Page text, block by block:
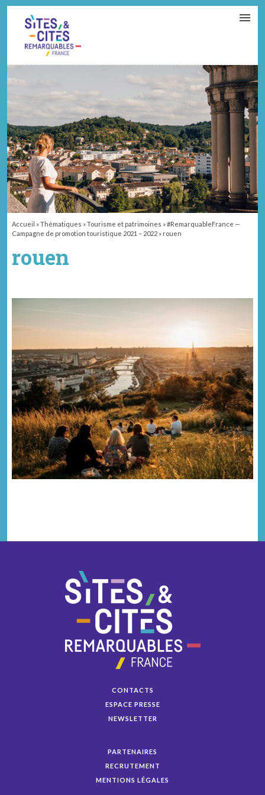
Accueil »Thématiques »Tourisme et patrimoines »#RemarquableFrance —
Campagne de promotion touristique 2021 – 2022 » rouen
rouen
CONTACTS
ESPACE PRESSE
NEWSLETTER
PARTENAIRES
RECRUTEMENT
MENTIONS LÉGALES